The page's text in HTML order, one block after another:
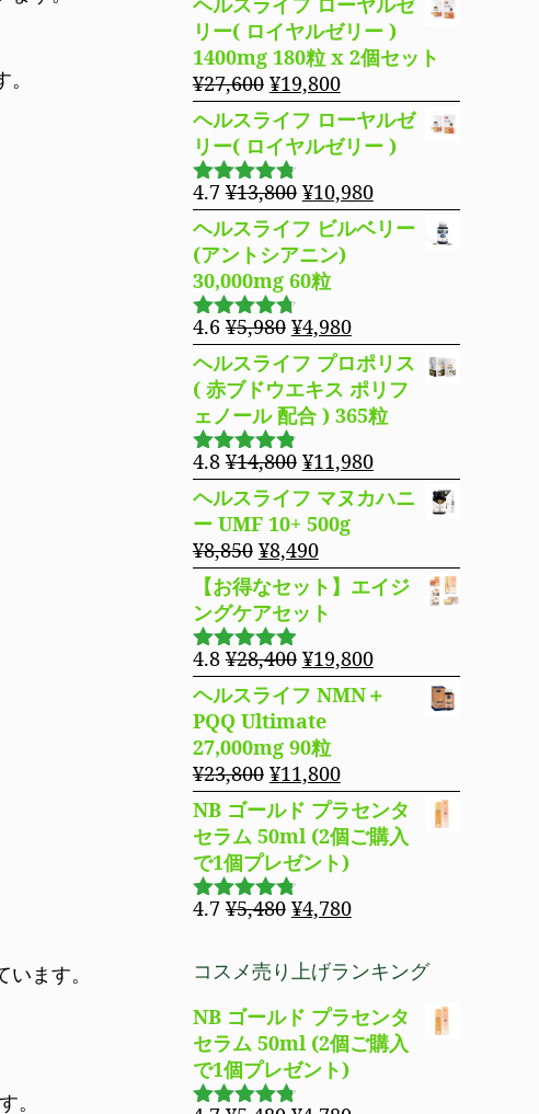
ます。
。
し
た。
で
す。
価
価
格
は
¥16,800
で
し
の
価
格
は
¥14,980
で
リー( ロイヤルゼリー )
1400mg 180粒 x 2個セット
¥27,600 元
の
価
格
は
¥27,600
で
し
た。
¥19,800現
在
の
価
格
は
¥19,800
で
ヘルスライフ ローヤルゼ
リー( ロイヤルゼリー )
5段階で
4.69 の評
価
4.7 ¥13,800 元
の
価
格
は
¥13,800
で
し
た。
¥10,980現
在
の
¥10,980
で
す。
ヘルスライフ ビルベリー
(アントシアニン)
30,000mg 60粒
5段階で
4.63 の評
価
4.6 ¥5,980 元
の
価
格
は
¥5,980
で
し
た。
¥4,980現
在
の
価
格
は
¥4,980
で
す。
ヘルスライフ プロポリス
( 赤ブドウエキス ポリフ
ェノール 配合 ) 365粒
5段階で
4.76 の評
価
4.8 ¥14,800 元
の
価
格
は
¥14,800
で
た。
¥11,980現
在
の
格
は
す。
ヘルスライフ マヌカハニ
ー UMF 10+ 500g
¥8,850 元
の
価
格
は
¥8,850
で
し
た。
¥8,490現
在
の
価
格
は
¥8,490
で
す。
【お得なセット】エイジ
ングケアセット
5段階で
4.83 の評
価
4.8 ¥28,400 元
の
価
格
は
¥28,400
で
し
た。
¥19,800現
在
の
は
¥19,800
で
ヘルスライフ NMN＋
PQQ Ultimate
27,000mg 90粒
¥23,800 元
の
価
格
は
¥23,800
た。
¥11,800現
在
の
価
格
は
す。
NB ゴールド プラセンタ
セラム 50ml (2個ご購入
で1個プレゼント)
5段階で
4.7 ¥5,480 元
価
格
は
¥5,480
で
し
¥4,780現
の
価
格
は
コスメ売り上げランキング
NB ゴールド プラセンタ
セラム 50ml (2個ご購入
で1個プレゼント)